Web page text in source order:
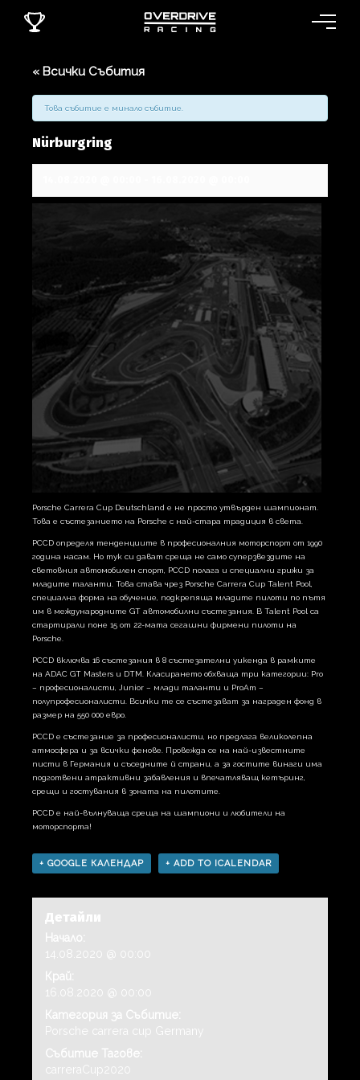
« Всички Събития
Това събитие е минало събитие.
Nürburgring
Porsche Carrera Cup Deutschland e не просто утвърден шампионат.
Това е състезанието на Porsche с най-стара традиция в света.
PCCD определя тенденциите в професионалния моторспорт от 1990
година насам. Но тук си дават среща не само суперзвездите на
световния автомобилен спорт, PCCD полага и специални грижи за
младите таланти. Това става чрез Porsche Carrera Cup Talent Pool,
специална форма на обучение, подкрепяща младите пилоти по пътя
им в международните GT автомобилни състезания. В Talent Pool са
стартирали поне 15 от 22-мата сегашни фирмени пилоти на
Porsche.
PCCD включва 16 състезания в 8 състезателни уикенда в рамките
на ADAC GT Masters и DTM. Класирането обхваща три категории: Pro
– професионалисти, Junior – млади таланти и ProAm –
полупрофесионалисти. Всички те се състезават за награден фонд в
размер на 550 000 евро.
PCCD е състезание за професионалисти, но предлага великолепна
атмосфера и за всички фенове. Провежда се на най-известните
писти в Германия и съседните й страни, а за гостите винаги има
подготвени атрактивни забавления и впечатляващ кетъринг,
срещи и гостувания в зоната на пилотите.
PCCD е най-вълнуваща среща на шампиони и любители на
моторспорта!
+ GOOGLE КАЛЕНДАР + ADD TO ICALENDAR
Детайли
Начало:
14.08.2020 @ 00:00
Край:
16.08.2020 @ 00:00
Категория за Събитие:
Porsche carrera cup Germany
Събитие Тагове:
carreraCup2020